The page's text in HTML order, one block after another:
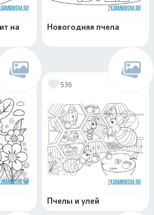
на
Новогодняя пчела
536
Пчелы и улей